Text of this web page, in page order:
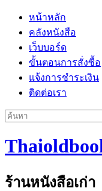
หน้าหลัก
คลังหนังสือ
เว็บบอร์ด
ขั้นตอนการสั่งซื้อ
แจ้งการชำระเงิน
ติดต่อเรา
ร้านหนังสือเก่า